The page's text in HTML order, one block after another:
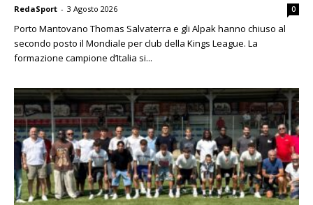
RedaSport - 3 Agosto 2026 0
Porto Mantovano Thomas Salvaterra e gli Alpak hanno chiuso al
secondo posto il Mondiale per club della Kings League. La
formazione campione d’Italia si...